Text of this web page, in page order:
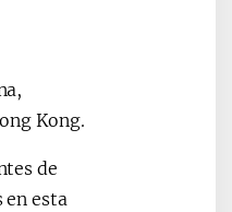
Kong.
de
en esta